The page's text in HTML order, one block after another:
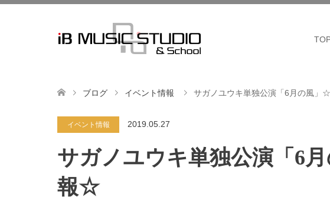
ブログ イベント情報 サガノユウキ単独公演「6月の風」
イベント情報 2019.05.27
サガノユウキ単独公演「6
報☆